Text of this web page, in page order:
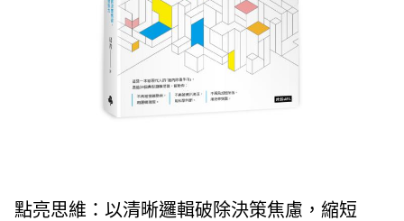
點亮思維：以清晰邏輯破除決策焦慮，縮短